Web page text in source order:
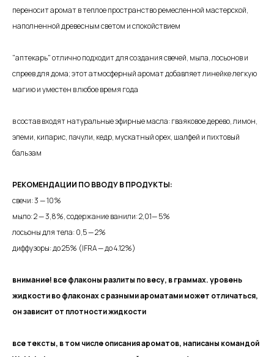
переносит аромат в теплое пространство ремесленной мастерской,
наполненной древесным светом и спокойствием
"аптекарь" отлично подходит для создания свечей, мыла, лосьонов и
спреев для дома; этот атмосферный аромат добавляет линейке легкую
магию и уместен в любое время года
в состав входят натуральные эфирные масла: гваяковое дерево, лимон,
элеми, кипарис, пачули, кедр, мускатный орех, шалфей и пихтовый
бальзам
РЕКОМЕНДАЦИИ ПО ВВОДУ В ПРОДУКТЫ:
свечи: 3 — 10%
мыло: 2 — 3,8%, содержание ванили: 2,01— 5%
лосьоны для тела: 0,5 — 2%
диффузоры: до 25% (IFRA — до 4.12%)
внимание! все флаконы разлиты по весу, в граммах. уровень
жидкости во флаконах с разными ароматами может отличаться,
он зависит от плотности жидкости
все тексты, в том числе описания ароматов, написаны командой